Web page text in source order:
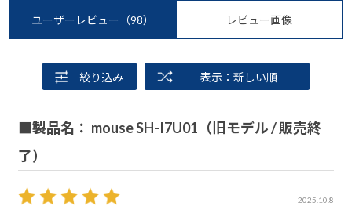
ユーザーレビュー （98） レビュー画像
絞り込み 表示：新しい順
■製品名： mouse SH-I7U01（旧モデル / 販売終
了）
2025.10.8